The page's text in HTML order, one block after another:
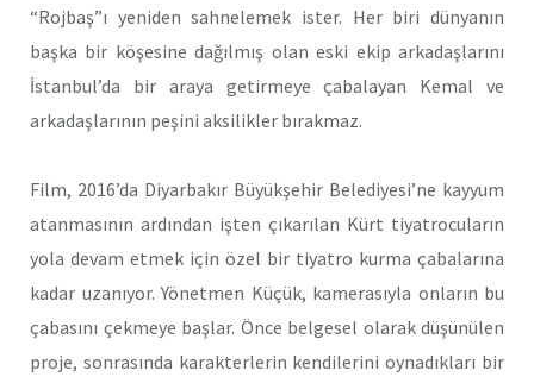
“Rojbaş”ı yeniden sahnelemek ister. Her biri dünyanın
başka bir köşesine dağılmış olan eski ekip arkadaşlarını
İstanbul’da bir araya getirmeye çabalayan Kemal ve
arkadaşlarının peşini aksilikler bırakmaz.
Film, 2016’da Diyarbakır Büyükşehir Belediyesi’ne kayyum
atanmasının ardından işten çıkarılan Kürt tiyatrocuların
yola devam etmek için özel bir tiyatro kurma çabalarına
kadar uzanıyor. Yönetmen Küçük, kamerasıyla onların bu
çabasını çekmeye başlar. Önce belgesel olarak düşünülen
proje, sonrasında karakterlerin kendilerini oynadıkları bir